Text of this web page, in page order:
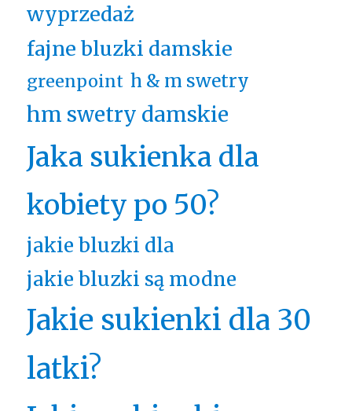
wyprzedaż
fajne bluzki damskie
greenpoint h & m swetry
hm swetry damskie
Jaka sukienka dla
kobiety po 50?
jakie bluzki dla
jakie bluzki są modne
Jakie sukienki dla 30
latki?